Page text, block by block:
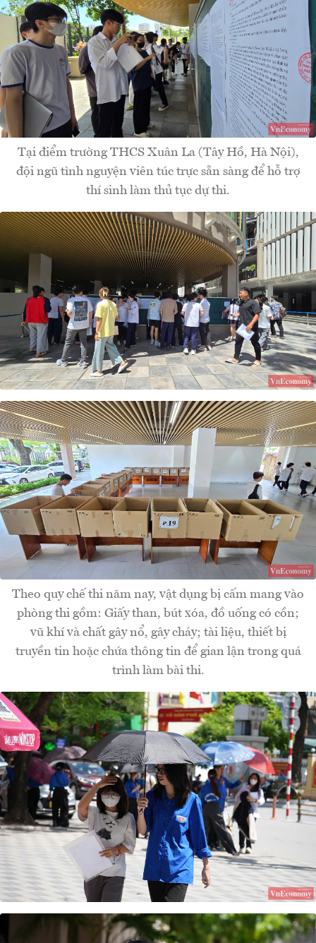
Tại điểm trường THCS Xuân La (Tây Hồ, Hà Nội),
đội ngũ tình nguyện viên túc trực sẵn sàng để hỗ trợ
thí sinh làm thủ tục dự thi.
Theo quy chế thi năm nay, vật dụng bị cấm mang vào
phòng thi gồm: Giấy than, bút xóa, đồ uống có cồn;
vũ khí và chất gây nổ, gây cháy; tài liệu, thiết bị
truyền tin hoặc chứa thông tin để gian lận trong quá
trình làm bài thi.